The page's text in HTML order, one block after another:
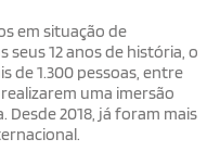
em situação de
seus 12 anos de história, o
de 1.300 pessoas, entre
uma imersão
Desde 2018, já foram mais